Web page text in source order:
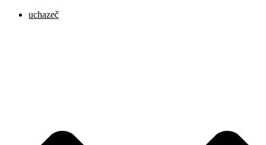
uchazeč